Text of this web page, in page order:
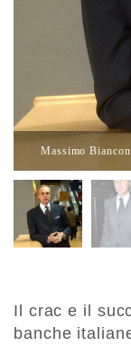
Massimo
Il crac e il
banche